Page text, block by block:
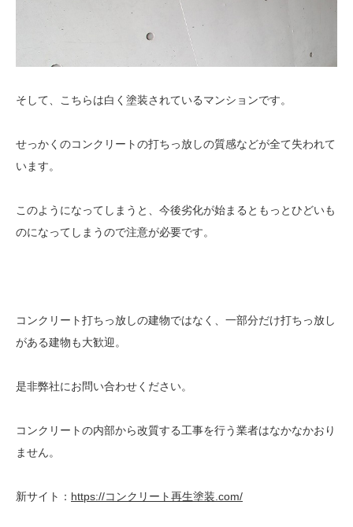
そして、こちらは白く塗装されているマンションです。
せっかくのコンクリートの打ちっ放しの質感などが全て失われて
います。
このようになってしまうと、今後劣化が始まるともっとひどいも
のになってしまうので注意が必要です。
コンクリート打ちっ放しの建物ではなく、一部分だけ打ちっ放し
がある建物も大歓迎。
是非弊社にお問い合わせください。
コンクリートの内部から改質する工事を行う業者はなかなかおり
ません。
新サイト： https://コンクリート再生塗装.com/